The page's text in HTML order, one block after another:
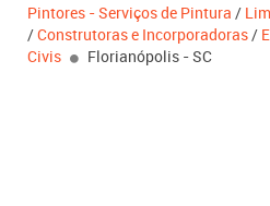
Pintores - Serviços de Pintura /
/Construtoras e Incorporadoras/
Civis
Florianópolis - SC